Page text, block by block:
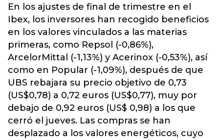
En los ajustes de final de trimestre en el
Ibex, los inversores han recogido beneficios
en los valores vinculados a las materias
primeras, como Repsol (-0,86%),
ArcelorMittal (-1,13%) y Acerinox (-0,53%), así
como en Popular (-1,09%), después de que
UBS rebajara su precio objetivo de 0,73
(US$0,78) a 0,72 euros (US$0,77), muy por
debajo de 0,92 euros (US$ 0,98) a los que
cerró el jueves. Las compras se han
desplazado a los valores energéticos, cuyo